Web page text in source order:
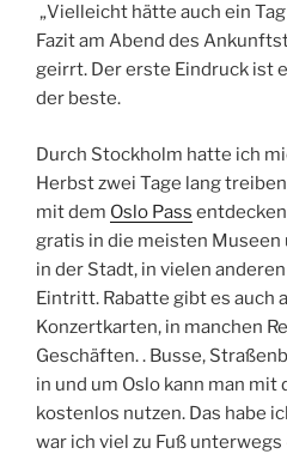
„Vielleicht hätte auch ein
Fazit am Abend des
geirrt. Der erste Eindruck ist
der beste.
Durch Stockholm hatte ich
Herbst zwei Tage lang
mit dem Oslo Pass
gratis in die meisten
in der Stadt, in vielen
Eintritt. Rabatte gibt es auch
Konzertkarten, in manchen
Geschäften. . Busse,
in und um Oslo kann man mit
kostenlos nutzen. Das habe
war ich viel zu Fuß